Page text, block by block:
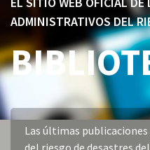
ADMINISTRATIVOS DEL
Las últimas
del riesgo de desastres